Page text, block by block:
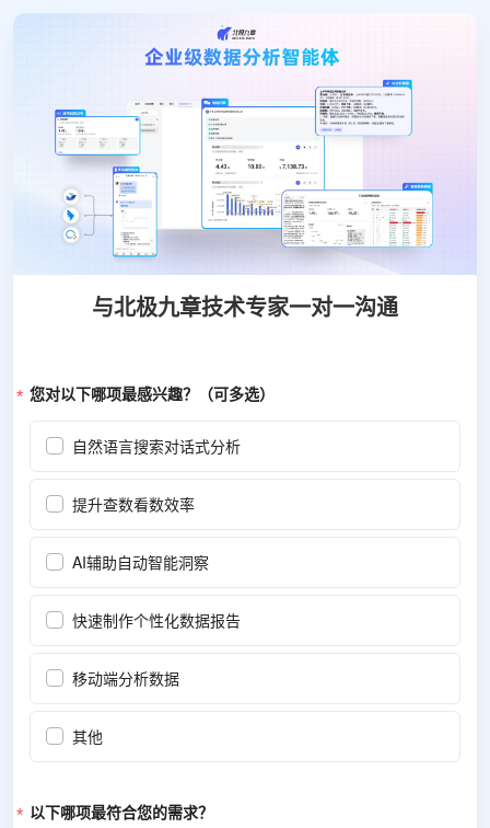
与北极九章技术专家一对一沟通
您对以下哪项最感兴趣？（可多选）
自然语言搜索对话式分析
提升查数看数效率
AI辅助自动智能洞察
快速制作个性化数据报告
移动端分析数据
其他
以下哪项最符合您的需求？